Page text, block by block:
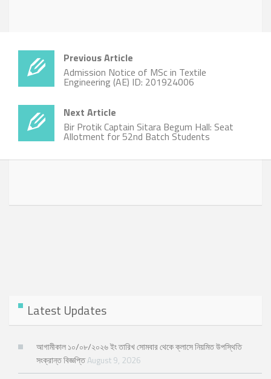
Previous Article
Admission Notice of MSc in Textile
Engineering (AE) ID: 201924006
Next Article
Bir Protik Captain Sitara Begum Hall: Seat
Allotment for 52nd Batch Students
Latest Updates
আগামীকাল ১০/০৮/২০২৬ ইং তারিখ সোমবার থেকে ক্লাসে নিয়মিত উপস্থিতি
সংক্রান্ত বিজ্ঞপ্তিAugust 9, 2026